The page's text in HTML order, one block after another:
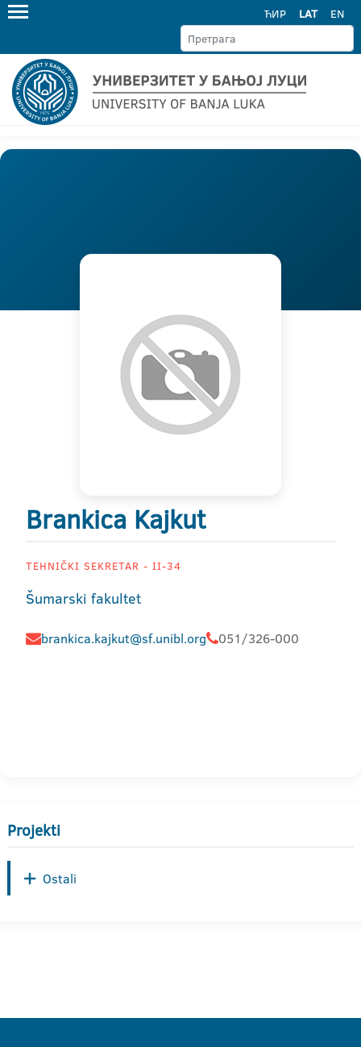
ЋИР LAT EN
Brankica Kajkut
TEHNIČKI SEKRETAR - II-34
Šumarski fakultet
brankica.kajkut@sf.unibl.org 051/326-000
Projekti
Ostali